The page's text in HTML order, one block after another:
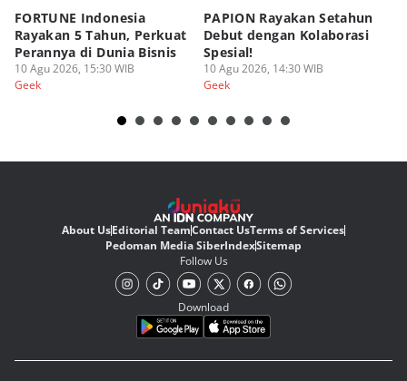
FORTUNE Indonesia
Rayakan 5 Tahun, Perkuat
Perannya di Dunia Bisnis
10 Agu 2026, 15:30 WIB
Geek
PAPION Rayakan Setahun
Debut dengan Kolaborasi
Spesial!
10 Agu 2026, 14:30 WIB
Geek
About UsEditorial TeamContact UsTerms of Services
Pedoman Media SiberIndexSitemap
Follow Us
Download